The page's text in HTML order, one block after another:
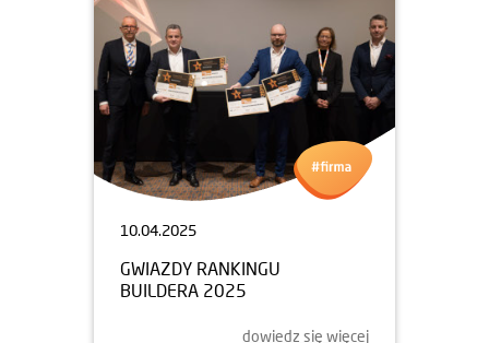
10.04.2025
GWIAZDY RANKINGU
BUILDERA 2025
dowiedz się więcej